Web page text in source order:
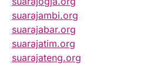
suarajambi.org
suarajabar.org
suarajatim.org
suarajateng.org